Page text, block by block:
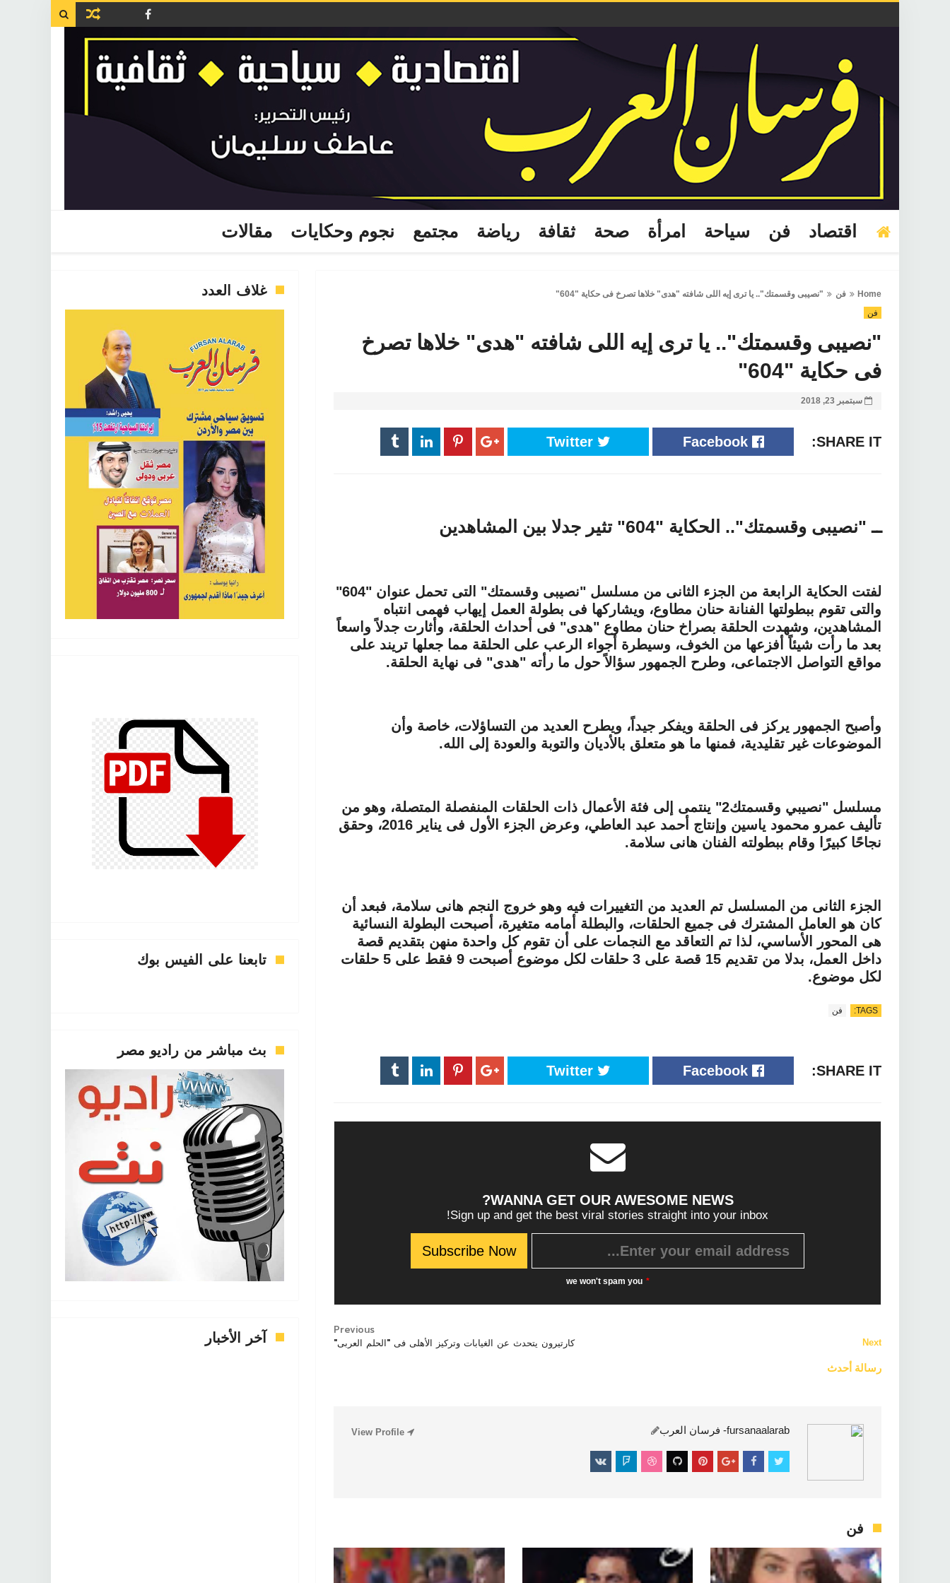

اقتصاد فن سياحة امرأة صحة ثقافة رياضة مجتمع نجوم وحكايات مقالات
Home فن
"نصيبى وقسمتك".. يا ترى إيه اللى شافته "هدى" خلاها تصرخ فى حكاية "604"
فن
"نصيبى وقسمتك".. يا ترى إيه اللى شافته "هدى" خلاها تصرخ
فى حكاية "604"
سبتمبر 23, 2018
SHARE IT:
Facebook
Twitter
ــ "نصيبى وقسمتك".. الحكاية "604" تثير جدلا بين المشاهدين
لفتت الحكاية الرابعة من الجزء الثانى من مسلسل "نصيبى وقسمتك" التى تحمل عنوان "604"
والتى تقوم ببطولتها الفنانة حنان مطاوع، ويشاركها فى بطولة العمل إيهاب فهمى انتباه
المشاهدين، وشهدت الحلقة بصراخ حنان مطاوع "هدى" فى أحداث الحلقة، وأثارت جدلاً واسعاً
بعد ما رأت شيئاً أفزعها من الخوف، وسيطرة أجواء الرعب على الحلقة مما جعلها تريند على
مواقع التواصل الاجتماعى، وطرح الجمهور سؤالاً حول ما رأته "هدى" فى نهاية الحلقة.
​وأصبح الجمهور يركز فى الحلقة ويفكر جيداً، ويطرح العديد من التساؤلات، خاصة وأن
الموضوعات غير تقليدية، فمنها ما هو متعلق بالأديان والتوبة والعودة إلى الله.
مسلسل "نصيبي وقسمتك2" ينتمى إلى فئة الأعمال ذات الحلقات المنفصلة المتصلة، وهو من
تأليف عمرو محمود ياسين وإنتاج أحمد عبد العاطي، وعرض الجزء الأول فى يناير 2016، وحقق
نجاحًا كبيرًا وقام ببطولته الفنان هانى سلامة.
الجزء الثانى من المسلسل تم العديد من التغييرات فيه وهو خروج النجم هانى سلامة، فبعد أن
كان هو العامل المشترك فى جميع الحلقات، والبطلة أمامه متغيرة، أصبحت البطولة النسائية
هى المحور الأساسي، لذا تم التعاقد مع النجمات على أن تقوم كل واحدة منهن بتقديم قصة
داخل العمل، بدلا من تقديم 15 قصة على 3 حلقات لكل موضوع أصبحت 9 فقط على 5 حلقات
لكل موضوع.
TAGS: فن
SHARE IT:
Facebook
Twitter
WANNA GET OUR AWESOME NEWS?
Sign up and get the best viral stories straight into your inbox!
*
we won't spam you
Next
رسالة أحدث
Previous
كارتيرون يتحدث عن الغيابات وتركيز الأهلى فى "الحلم العربى"
fursanaalarab- فرسان العرب
فن
غلاف العدد
تابعنا على الفيس بوك
بث مباشر من راديو مصر
آخر الأخبار